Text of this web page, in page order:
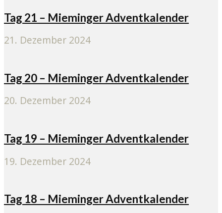
Tag 21 – Mieminger Adventkalender
21. Dezember 2024
Tag 20 – Mieminger Adventkalender
20. Dezember 2024
Tag 19 – Mieminger Adventkalender
19. Dezember 2024
Tag 18 – Mieminger Adventkalender